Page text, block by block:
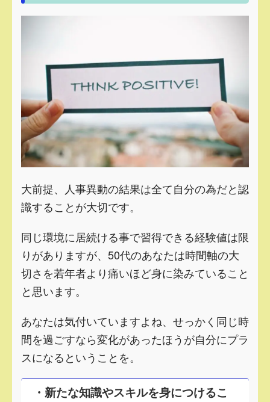
大前提、人事異動の結果は全て自分の為だと認
識することが大切です。
同じ環境に居続ける事で習得できる経験値は限
りがありますが、 50代のあなたは時間軸の大
切さを若年者より痛いほど身に染みていること
と思います。
あなたは気付いていますよね、 せっかく同じ時
間を過ごすなら変化があったほうが自分にプラ
スになるということを。
・新たな知識やスキルを身につけるこ